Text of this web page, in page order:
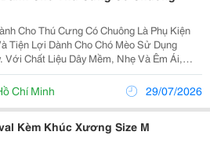
Cho Thú Cưng Có Chuông Là Phụ Kiện
Tiện Lợi Dành Cho Chó Mèo Sử Dụng
Với Chất Liệu Dây Mềm, Nhẹ Và Êm Ái,
Thú Cưng Thoải Mái Khi Đeo Mà Không
Thiết Kế Có Chuông Cảnh Báo Giúp Sen
Chí Minh 29/07/2026
Kèm Khúc Xương Size M